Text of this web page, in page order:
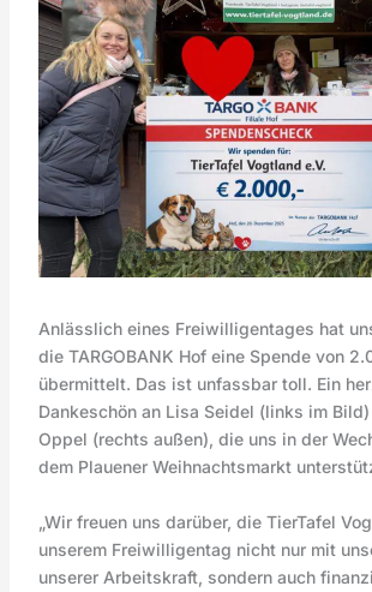
Anlässlich eines Freiwilligentages hat
die TARGOBANK Hof eine Spende von
übermittelt. Das ist unfassbar toll. Ein
Dankeschön an Lisa Seidel (links im
Oppel (rechts außen), die uns in der
dem Plauener Weihnachtsmarkt
„Wir freuen uns darüber, die TierTafel
unserem Freiwilligentag nicht nur mit
unserer Arbeitskraft, sondern auch